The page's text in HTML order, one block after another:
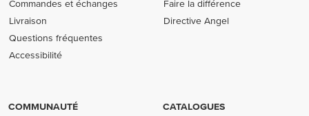
Commandes et échanges
Livraison
Questions fréquentes
Accessibilité
Faire la différence
Directive Angel
COMMUNAUTÉ CATALOGUES